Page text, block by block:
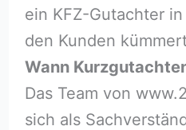
ein KFZ-Gutachter
den Kunden
Wann
Das Team von
sich als